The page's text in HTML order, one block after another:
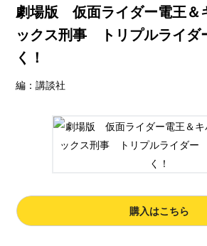
劇場版 仮面ライダー電王
ックス刑事 トリプルライ
く！
編：講談社
購入はこちら